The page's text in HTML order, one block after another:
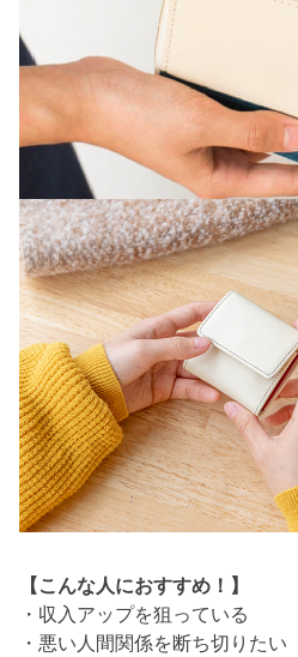
【こんな人におすすめ！】
・収入アップを狙っている
・悪い人間関係を断ち切りたい